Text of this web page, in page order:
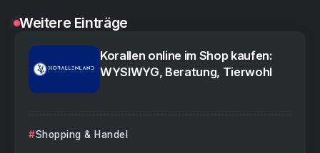
Weitere Einträge
Korallen online im Shop kaufen:
WYSIWYG, Beratung, Tierwohl
Shopping & Handel